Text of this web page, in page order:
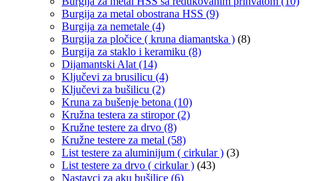
Burgija za metal obostrana HSS (9)
Burgija za nemetale (4)
Burgija za pločice ( kruna diamantska ) (8)
Burgija za staklo i keramiku (8)
Dijamantski Alat (14)
Ključevi za brusilicu (4)
Ključevi za bušilicu (2)
Kruna za bušenje betona (10)
Kružna testera za stiropor(2)
Kružne testere za drvo (8)
Kružne testere za metal (58)
List testere za aluminijum ( cirkular ) (3)
List testere za drvo ( cirkular ) (43)
Nastavci za aku bušilice (6)